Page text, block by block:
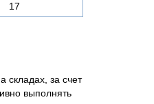
17
складах, за счет
выполнять